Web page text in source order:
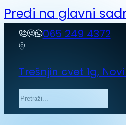
Pređi na glavni
065 249 4372
Trešnjin cvet 1g,
Pretraga